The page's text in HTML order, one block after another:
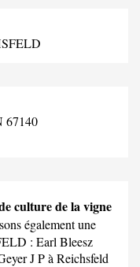
culture de la vigne
également une
: Earl Bleesz
J Pà Reichsfeld